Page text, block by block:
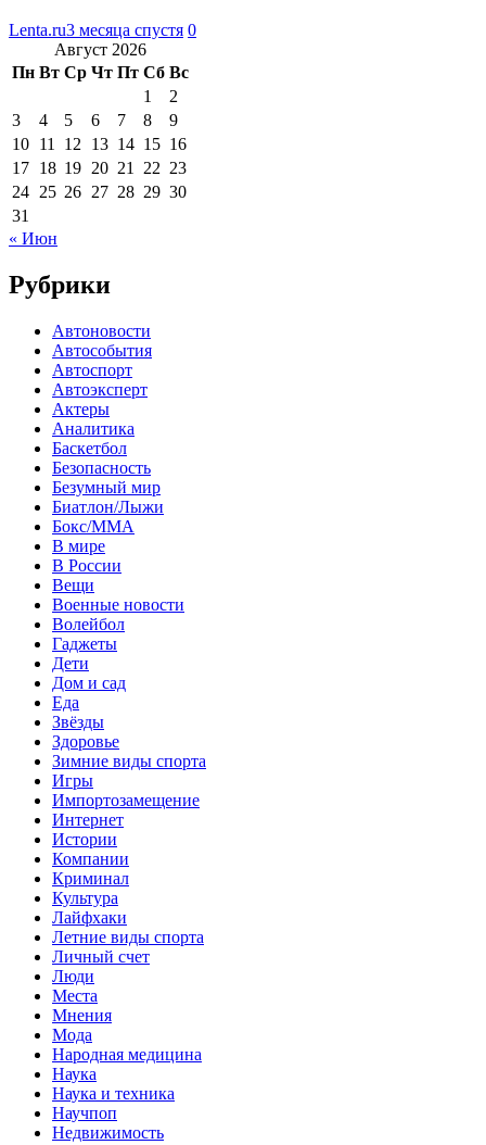
Lenta.ru3 месяца спустя 0
Август 2026
Пн Вт Ср Чт Пт Сб Вс
1
2
3
4 5 6 7 8
9
10 11 12 13 14 15 16
17 18 19 20 21 22 23
24 25 26 27 28 29 30
31
« Июн
Рубрики
Автоновости
Автособытия
Автоспорт
Автоэксперт
Актеры
Аналитика
Баскетбол
Безопасность
Безумный мир
Биатлон/Лыжи
Бокс/MMA
В мире
В России
Вещи
Военные новости
Волейбол
Гаджеты
Дети
Дом и сад
Еда
Звёзды
Здоровье
Зимние виды спорта
Игры
Импортозамещение
Интернет
Истории
Компании
Криминал
Культура
Лайфхаки
Летние виды спорта
Личный счет
Люди
Места
Мнения
Мода
Народная медицина
Наука
Наука и техника
Научпоп
Недвижимость